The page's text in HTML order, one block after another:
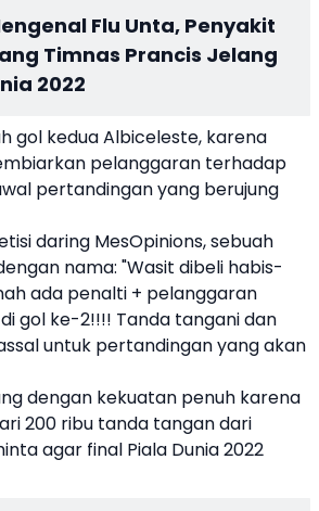
Flu Unta, Penyakit
Timnas Prancis Jelang
2022
gol kedua Albiceleste, karena
pelanggaran terhadap
pertandingan yang berujung
daring MesOpinions, sebuah
nama: "Wasit dibeli habis-
ada penalti + pelanggaran
gol ke-2!!!! Tanda tangani dan
untuk pertandingan yang akan
dengan kekuatan penuh karena
200 ribu tanda tangan dari
agar final Piala Dunia 2022